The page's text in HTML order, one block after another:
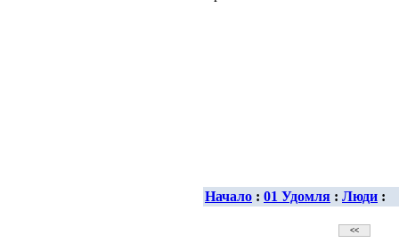
Начало : 01 Удомля : Люди :